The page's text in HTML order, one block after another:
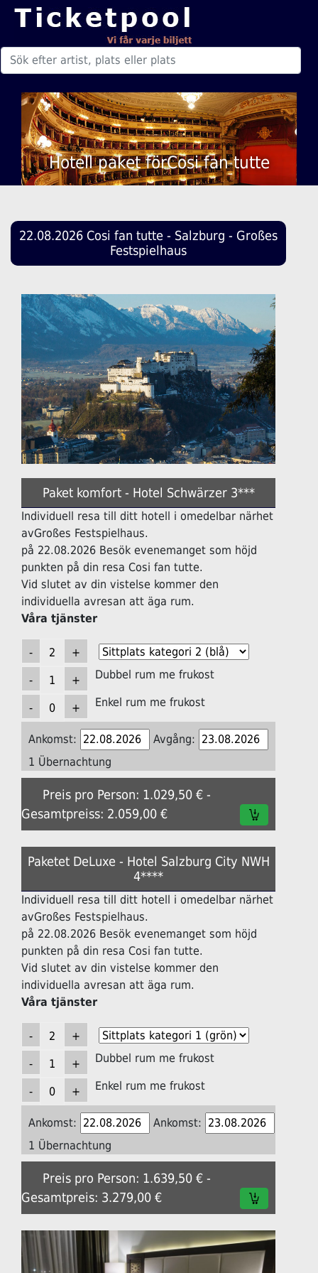
Hotell paket förCosi fan tutte
22.08.2026 Cosi fan tutte - Salzburg - Großes
Festspielhaus
Paket komfort - Hotel Schwärzer 3***
Individuell resa till ditt hotell i omedelbar närhet
avGroßes Festspielhaus.
på 22.08.2026 Besök evenemanget som höjd
punkten på din resa Cosi fan tutte.
Vid slutet av din vistelse kommer den
individuella avresan att äga rum.
Våra tjänster
Dubbel rum me frukost
Enkel rum me frukost
Ankomst:
Avgång:
1 Übernachtung
Preis pro Person: 1.029,50 € -
Gesamtpreiss: 2.059,00 €
Paketet DeLuxe - Hotel Salzburg City NWH
4****
Individuell resa till ditt hotell i omedelbar närhet
avGroßes Festspielhaus.
på 22.08.2026 Besök evenemanget som höjd
punkten på din resa Cosi fan tutte.
Vid slutet av din vistelse kommer den
individuella avresan att äga rum.
Våra tjänster
Dubbel rum me frukost
Enkel rum me frukost
Ankomst:
Ankomst:
1 Übernachtung
Preis pro Person: 1.639,50 € -
Gesamtpreis: 3.279,00 €